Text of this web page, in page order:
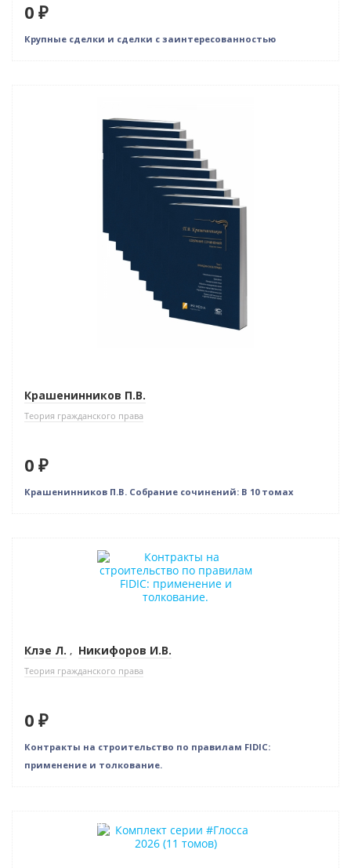
0 ₽
Крупные сделки и сделки с заинтересованностью
Нет в наличии
Крашенинников П.В.
Теория гражданского права
0 ₽
Крашенинников П.В. Собрание сочинений: В 10 томах
Нет в наличии
Клэе Л. , Никифоров И.В.
Теория гражданского права
0 ₽
Контракты на строительство по правилам FIDIC:
применение и толкование.
–10% (скидка 4157 ₽)